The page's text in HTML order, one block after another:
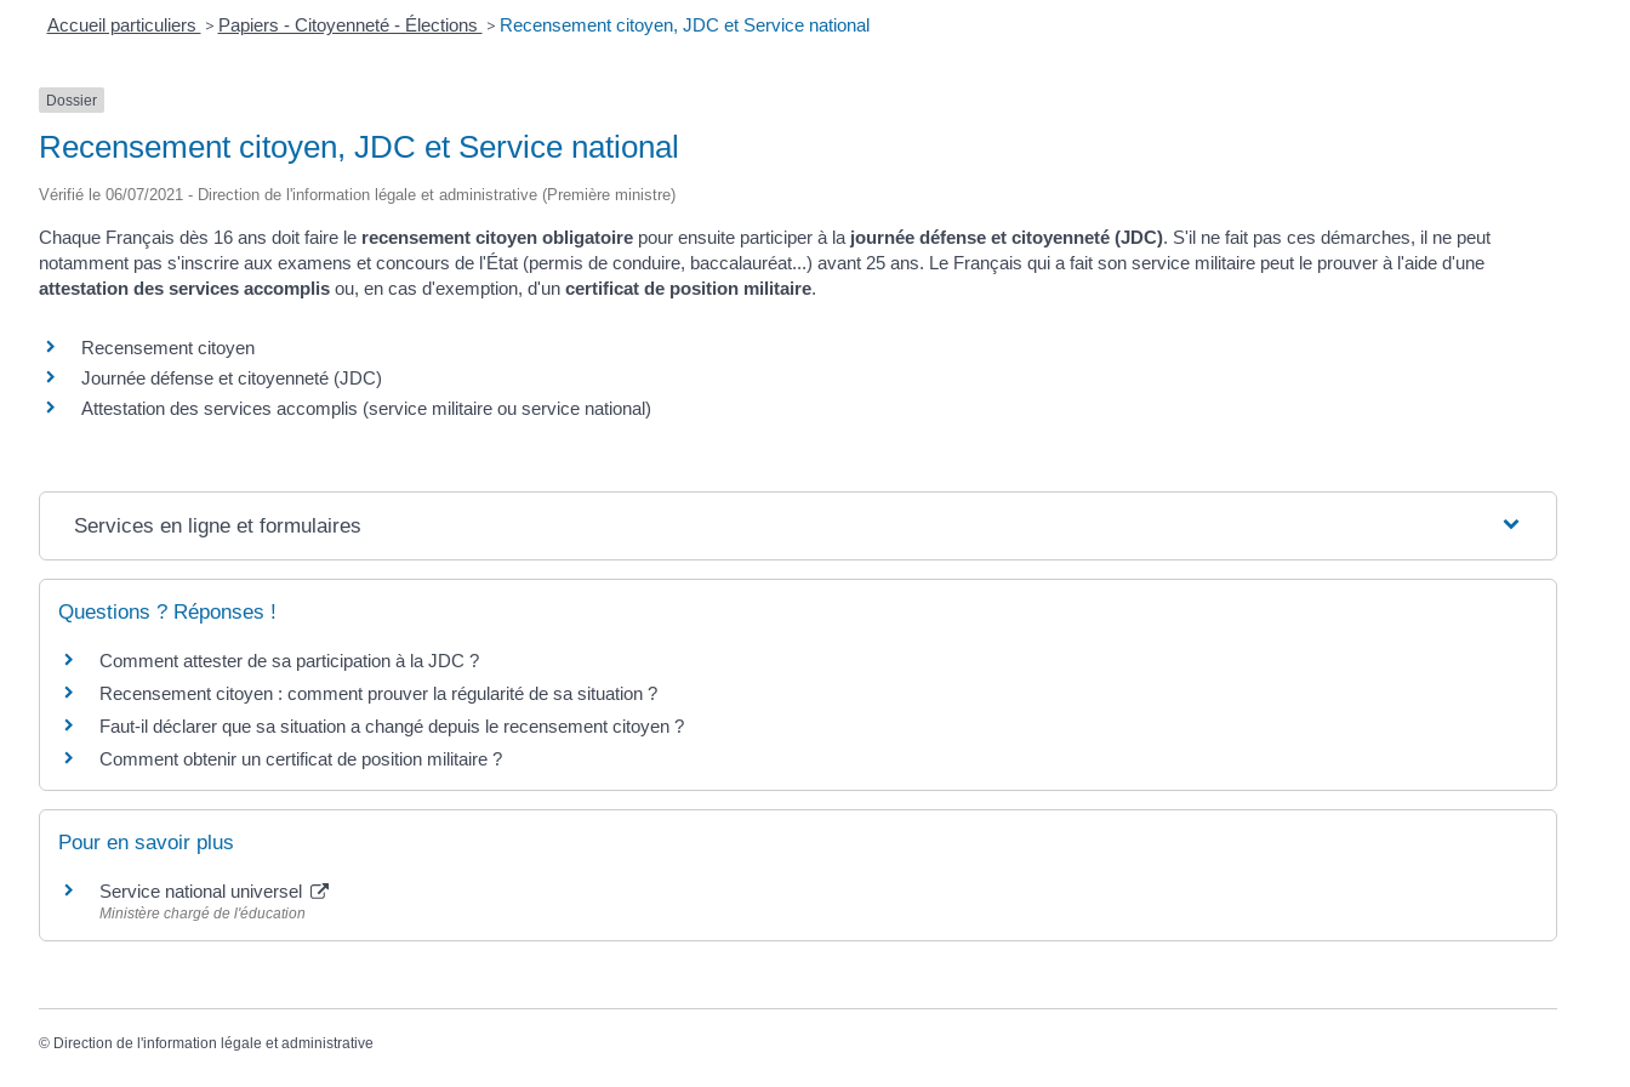
Accueil particuliers > Papiers - Citoyenneté - Élections > Recensement citoyen, JDC et Service national
Dossier
Recensement citoyen, JDC et Service national
Vérifié le 06/07/2021 - Direction de l'information légale et administrative (Première ministre)
Chaque Français dès 16 ans doit faire le recensement citoyen obligatoire pour ensuite participer à la journée défense et citoyenneté (JDC). S'il ne fait pas ces démarches, il ne peut
notamment pas s'inscrire aux examens et concours de l'État (permis de conduire, baccalauréat...) avant 25 ans. Le Français qui a fait son service militaire peut le prouver à l'aide d'une
attestation des services accomplis ou, en cas d'exemption, d'un certificat de position militaire.
Recensement citoyen
Journée défense et citoyenneté (JDC)
Attestation des services accomplis (service militaire ou service national)
Services en ligne et formulaires
Questions ? Réponses !
Comment attester de sa participation à la JDC ?
Recensement citoyen : comment prouver la régularité de sa situation ?
Faut-il déclarer que sa situation a changé depuis le recensement citoyen ?
Comment obtenir un certificat de position militaire ?
Pour en savoir plus
Service national universel
Ministère chargé de l'éducation
© Direction de l'information légale et administrative